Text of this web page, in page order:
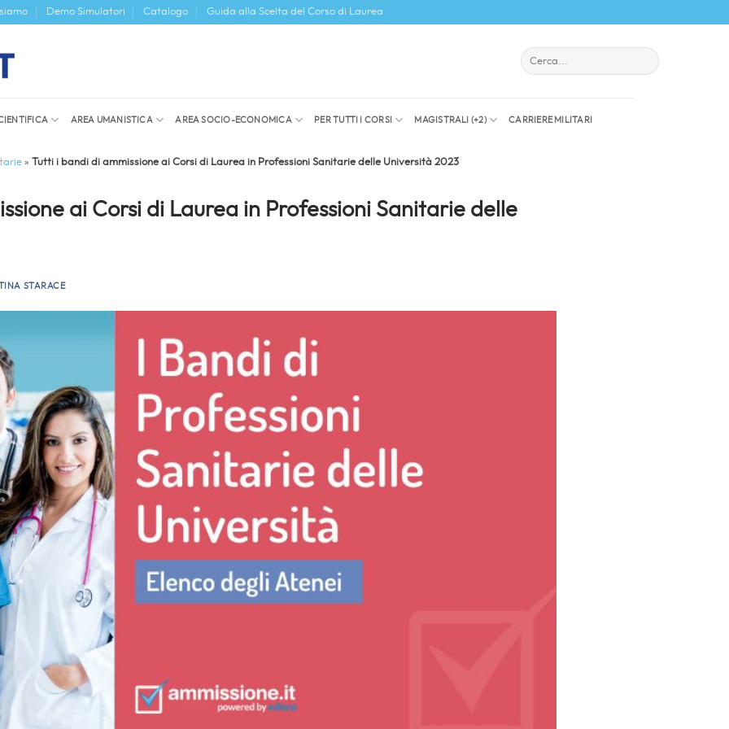
Demo Simulatori Catalogo Guida alla Scelta del Corso di Laurea
AREA UMANISTICA AREA SOCIO-ECONOMICA PER TUTTI I CORSI MAGISTRALI (+2) CARRIERE MILITARI
» Tutti i bandi di ammissione ai Corsi di Laurea in Professioni Sanitarie delle Università 2023
ai Corsi di Laurea in Professioni Sanitarie delle
STARACE